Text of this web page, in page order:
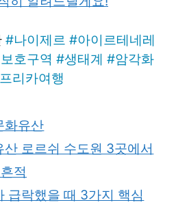
#나이제르 #아이르테네레
호구역 #생태계 #암각화
리카여행
화유산
로르쉬 수도원 3곳에서
적
급락했을 때 3가지 핵심